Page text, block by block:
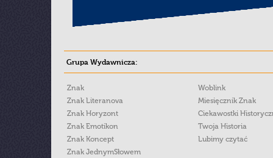
Grupa Wydawnicza:
Znak
Znak Literanova
Znak Horyzont
Znak Emotikon
Znak Koncept
Znak JednymSłowem
Woblink
Miesięcznik Znak
Ciekawostki
Twoja Historia
Lubimy czytać